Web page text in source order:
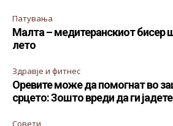
Патувања
Малта – медитеранскиот бисер
лето
Здравје и фитнес
Оревите може да помогнат во
срцето: Зошто вреди да ги